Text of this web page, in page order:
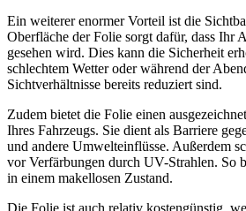
Ein weiterer enormer Vorteil ist die
Oberfläche der Folie sorgt dafür, dass Ihr
gesehen wird. Dies kann die Sicherheit
schlechtem Wetter oder während der
Sichtverhältnisse bereits reduziert sind.
Zudem bietet die Folie einen
Ihres Fahrzeugs. Sie dient als Barriere
und andere Umwelteinflüsse. Außerdem
vor Verfärbungen durch UV-Strahlen. So
in einem makellosen Zustand.